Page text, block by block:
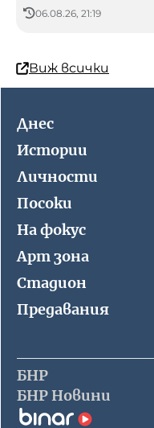
06.08.26, 21:19
Виж всички
Днес
Истории
Личности
Посоки
На фокус
Арт зона
Стадион
Предавания
БНР
БНР Новини